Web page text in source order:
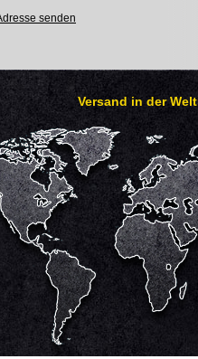
senden
Versand in der Welt